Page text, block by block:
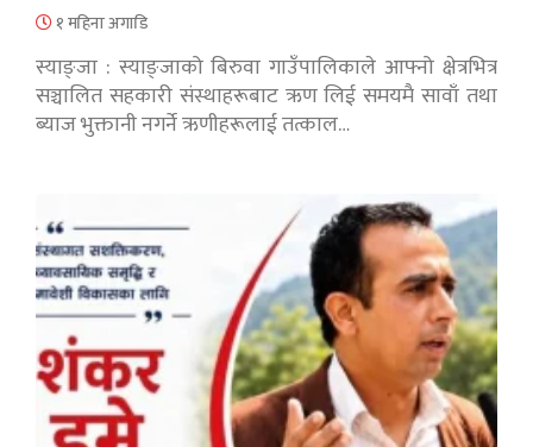
१ महिना अगाडि
स्याङ्जा : स्याङ्जाको बिरुवा गाउँपालिकाले आफ्नो क्षेत्रभित्र
सञ्चालित सहकारी संस्थाहरूबाट ऋण लिई समयमै सावाँ तथा
ब्याज भुक्तानी नगर्ने ऋणीहरूलाई तत्काल…